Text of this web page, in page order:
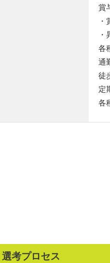
賞
各
通
徒
定
各
選考プロセス